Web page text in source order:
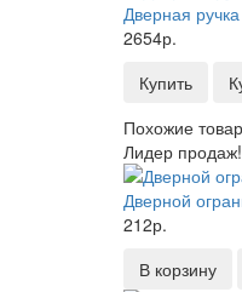
Дверная
2654р.
Купить
Похожие
Лидер продаж!
Дверной
212р.
В корзину